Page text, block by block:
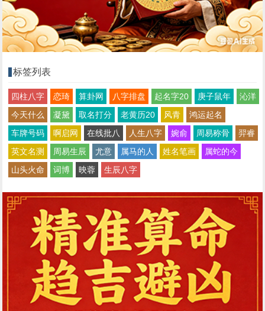
标签列表
四柱八字 恋琦 算卦网 八字排盘 起名字20 庚子鼠年
沁洋
今天什么
凝黛 取名打分 老黄历20 风青
鸿运起名
车牌号码
啊启网 在线批八 人生八字 婉俞 周易称骨
羿睿
英文名测
周易生辰 尤意 属马的人 姓名笔画
属蛇的今
山头火命
词博 映蓉 生辰八字